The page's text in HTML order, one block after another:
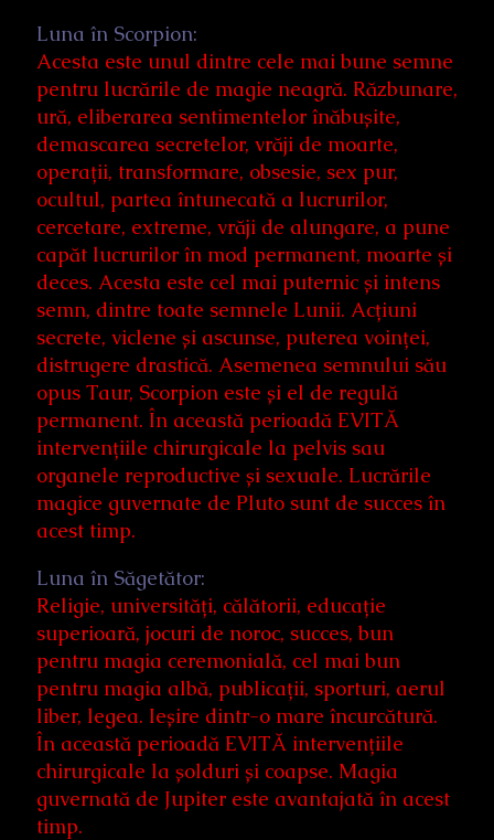
Luna în Scorpion:
Acesta este unul dintre cele mai bune semne
pentru lucrările de magie neagră. Răzbunare,
ură, eliberarea sentimentelor înăbușite,
demascarea secretelor, vrăji de moarte,
operații, transformare, obsesie, sex pur,
ocultul, partea întunecată a lucrurilor,
cercetare, extreme, vrăji de alungare, a pune
capăt lucrurilor în mod permanent, moarte și
deces. Acesta este cel mai puternic și intens
semn, dintre toate semnele Lunii. Acțiuni
secrete, viclene și ascunse, puterea voinței,
distrugere drastică. Asemenea semnului său
opus Taur, Scorpion este și el de regulă
permanent. În această perioadă EVITĂ
intervențiile chirurgicale la pelvis sau
organele reproductive și sexuale. Lucrările
magice guvernate de Pluto sunt de succes în
acest timp.
Luna în Săgetător:
Religie, universități, călătorii, educație
superioară, jocuri de noroc, succes, bun
pentru magia ceremonială, cel mai bun
pentru magia albă, publicații, sporturi, aerul
liber, legea. Ieșire dintr-o mare încurcătură.
În această perioadă EVITĂ intervențiile
chirurgicale la șolduri și coapse. Magia
guvernată de Jupiter este avantajată în acest
timp.